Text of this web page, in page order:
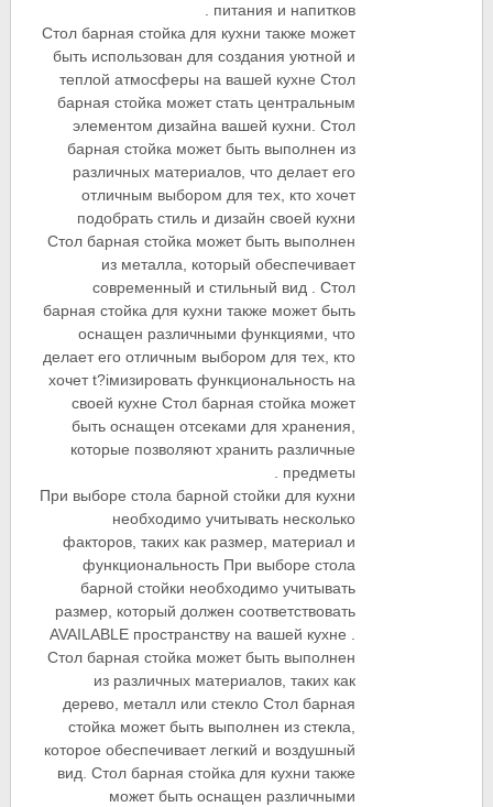
питания и напитков .
Стол барная стойка для кухни также может
быть использован для создания уютной и
теплой атмосферы на вашей кухне Стол
барная стойка может стать центральным
элементом дизайна вашей кухни. Стол
барная стойка может быть выполнен из
различных материалов, что делает его
отличным выбором для тех, кто хочет
подобрать стиль и дизайн своей кухни
Стол барная стойка может быть выполнен
из металла, который обеспечивает
современный и стильный вид . Стол
барная стойка для кухни также может быть
оснащен различными функциями, что
делает его отличным выбором для тех, кто
хочет t?iмизировать функциональность на
своей кухне Стол барная стойка может
быть оснащен отсеками для хранения,
которые позволяют хранить различные
предметы .
При выборе стола барной стойки для кухни
необходимо учитывать несколько
факторов, таких как размер, материал и
функциональность При выборе стола
барной стойки необходимо учитывать
размер, который должен соответствовать
AVAILABLE пространству на вашей кухне .
Стол барная стойка может быть выполнен
из различных материалов, таких как
дерево, металл или стекло Стол барная
стойка может быть выполнен из стекла,
которое обеспечивает легкий и воздушный
вид. Стол барная стойка для кухни также
может быть оснащен различными